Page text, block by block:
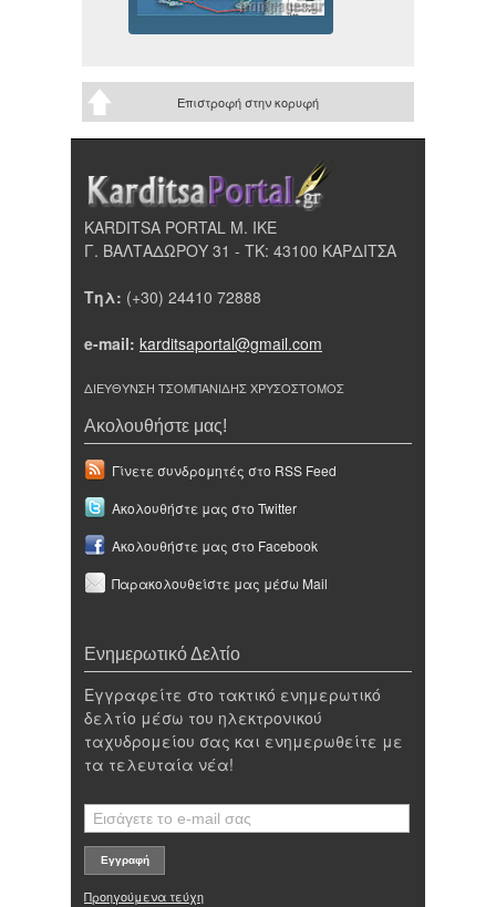
Επιστροφή στην κορυφή
KARDITSA PORTAL Μ. ΙΚΕ
Γ. ΒΑΛΤΑΔΩΡΟΥ 31 - ΤΚ: 43100 ΚΑΡΔΙΤΣΑ
Τηλ: (+30) 24410 72888
e-mail: karditsaportal@gmail.com
ΔΙΕΥΘΥΝΣΗ ΤΣΟΜΠΑΝΙΔΗΣ ΧΡΥΣΟΣΤΟΜΟΣ
Ακολουθήστε μας!
Γίνετε συνδρομητές στο RSS Feed
Ακολουθήστε μας στο Twitter
Ακολουθήστε μας στο Facebook
Παρακολουθείστε μας μέσω Mail
Ενημερωτικό Δελτίο
Εγγραφείτε στο τακτικό ενημερωτικό
δελτίο μέσω του ηλεκτρονικού
ταχυδρομείου σας και ενημερωθείτε με
τα τελευταία νέα!
Προηγούμενα τεύχη